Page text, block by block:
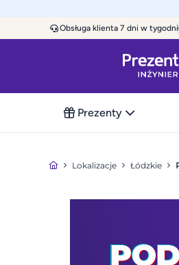
Obsługa klienta 7 dni w
Prezenty
Lokalizacje Łódzkie